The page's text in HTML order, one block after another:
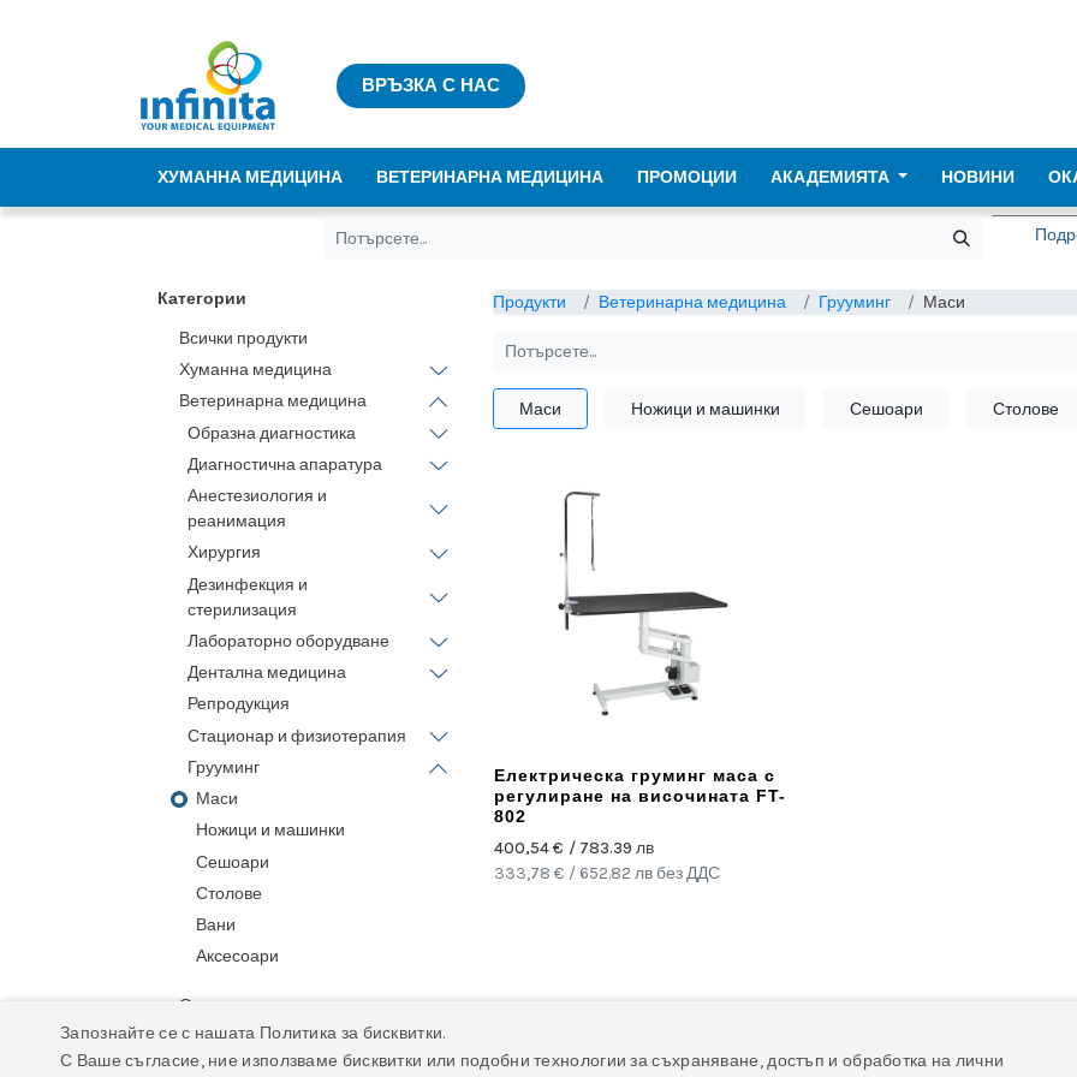
ВРЪЗКА С НАС
ХУМАННА МЕДИЦИНА ВЕТЕРИНАРНА МЕДИЦИНА ПРОМОЦИИ АКАДЕМИЯТА НОВИНИ
Категории
Всички продукти
Хуманна медицина
Ветеринарна медицина
Образна диагностика
Диагностична апаратура
Анестезиология и
реанимация
Хирургия
Дезинфекция и
стерилизация
Лабораторно оборудване
Дентална медицина
Репродукция
Стационар и физиотерапия
Грууминг
Маси
Ножици и машинки
Сешоари
Столове
Вани
Аксесоари
Оказион
Ехографи под наем
Рециклирани ехографи
Продукти Ветеринарна медицина Грууминг Маси
Маси Ножици и машинки Сешоари Столове
Електрическа груминг маса с
регулиране на височината FT-
802
400,54€ / 783.39 лв
333,78 € / 652.82 лв без ДДС
Запознайте се с нашата Политика за бисквитки.
С Ваше съгласие, ние използваме бисквитки или подобни технологии за съхраняване, достъп и обработка на лични